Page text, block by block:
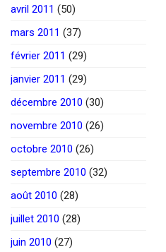
avril 2011 (50)
mars 2011 (37)
février 2011 (29)
janvier 2011 (29)
décembre 2010 (30)
novembre 2010 (26)
octobre 2010 (26)
septembre 2010 (32)
août 2010 (28)
juillet 2010 (28)
juin 2010 (27)